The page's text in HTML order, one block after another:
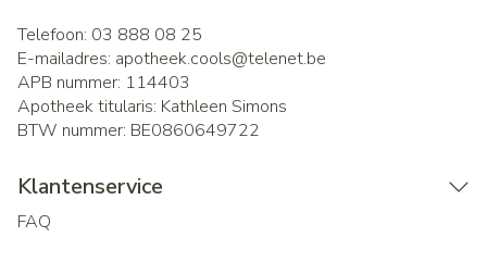
Telefoon: 03 888 08 25
E-mailadres: apotheek.cools@telenet.be
APB nummer: 114403
Apotheek titularis: Kathleen Simons
BTW nummer: BE0860649722
Klantenservice
FAQ